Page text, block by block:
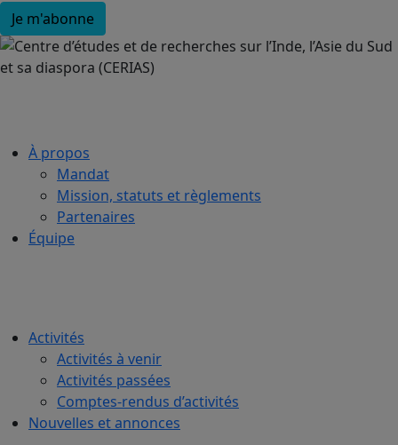
À propos
Mandat
Mission, statuts et règlements
Partenaires
Équipe
Activités
Activités à venir
Activités passées
Comptes-rendus d’activités
Nouvelles et annonces